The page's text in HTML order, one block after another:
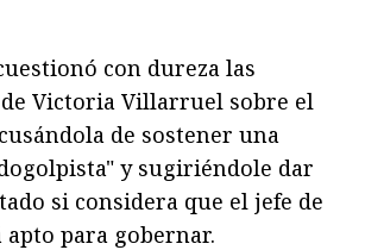
con dureza las
Victoria Villarruel sobre el
de sostener una
y sugiriéndole dar
si considera que el jefe de
apto para gobernar.